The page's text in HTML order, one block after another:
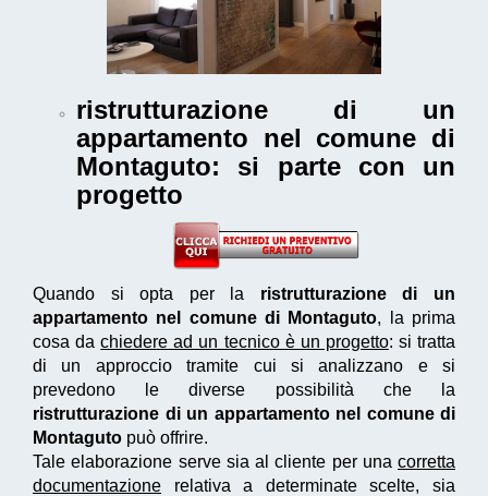
ristrutturazione di un
appartamento nel comune di
Montaguto: si parte con un
progetto
Quando si opta per la ristrutturazione di un
appartamento nel comune di Montaguto, la prima
cosa dachiedere ad un tecnico è un progetto: si tratta
di un approccio tramite cui si analizzano e si
prevedono le diverse possibilità che la
ristrutturazione di un appartamento nel comune di
Montaguto può offrire.
Tale elaborazione serve sia al cliente per una corretta
documentazione relativa a determinate scelte, sia